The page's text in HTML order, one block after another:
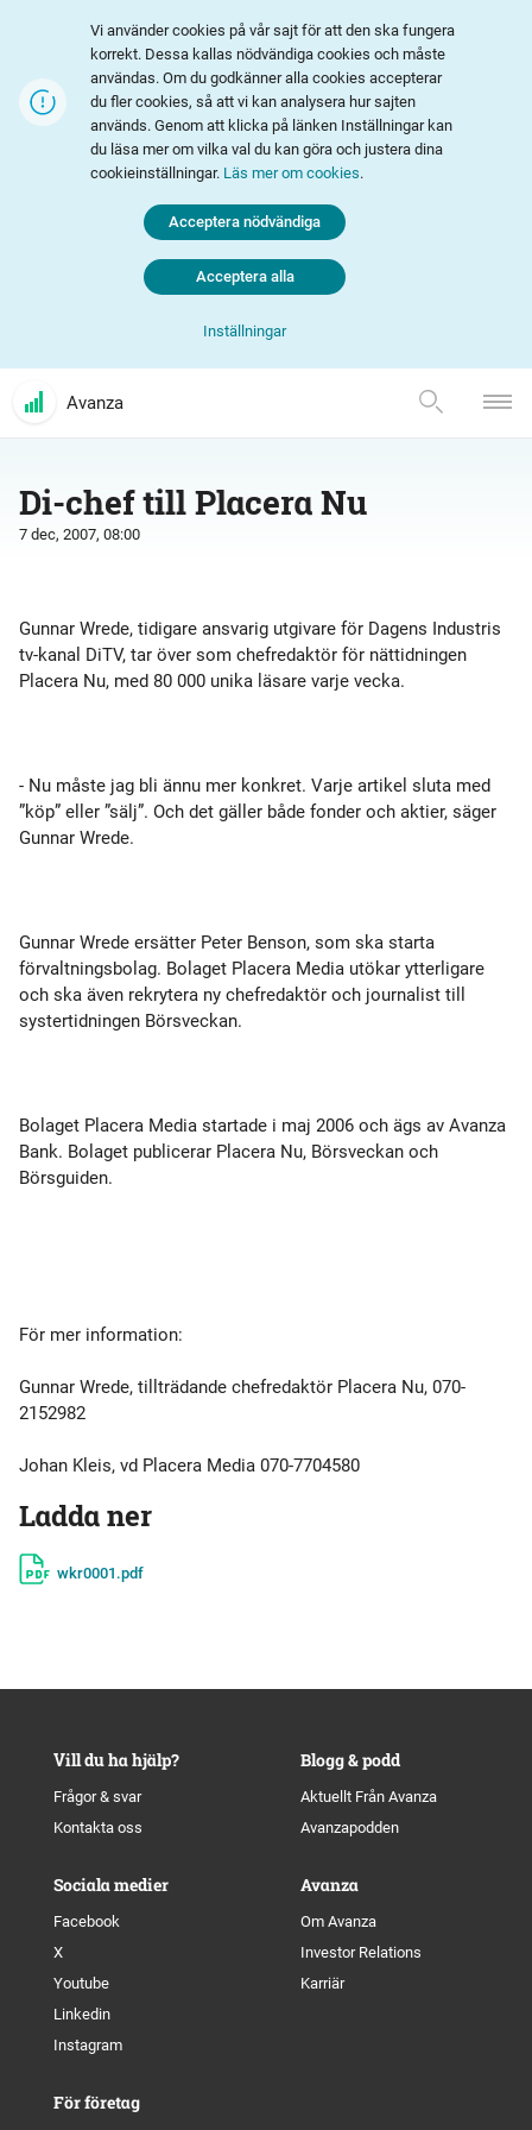
Vi använder cookies på vår sajt för att den ska fungera
korrekt. Dessa kallas nödvändiga cookies och måste
användas. Om du godkänner alla cookies accepterar
du fler cookies, så att vi kan analysera hur sajten
används. Genom att klicka på länken Inställningar kan
du läsa mer om vilka val du kan göra och justera dina
cookieinställningar. Läs mer om cookies.
Inställningar
Acceptera nödvändiga
Acceptera alla
Avanza
Di-chef till Placera Nu
7 dec, 2007, 08:00
Gunnar Wrede, tidigare ansvarig utgivare för Dagens Industris
tv-kanal DiTV, tar över som chefredaktör för nättidningen
Placera Nu, med 80 000 unika läsare varje vecka.
- Nu måste jag bli ännu mer konkret. Varje artikel sluta med
”köp” eller ”sälj”. Och det gäller både fonder och aktier, säger
Gunnar Wrede.
Gunnar Wrede ersätter Peter Benson, som ska starta
förvaltningsbolag. Bolaget Placera Media utökar ytterligare
och ska även rekrytera ny chefredaktör och journalist till
systertidningen Börsveckan.
Bolaget Placera Media startade i maj 2006 och ägs av Avanza
Bank. Bolaget publicerar Placera Nu, Börsveckan och
Börsguiden.
För mer information:
Gunnar Wrede, tillträdande chefredaktör Placera Nu, 070-
2152982
Johan Kleis, vd Placera Media 070-7704580
Ladda ner
wkr0001.pdf
Vill du ha hjälp?
Frågor & svar
Kontakta oss
Blogg & podd
Aktuellt Från Avanza
Avanzapodden
Sociala medier
Facebook
X
Youtube
Linkedin
Instagram
Avanza
Om Avanza
Investor Relations
Karriär
För företag